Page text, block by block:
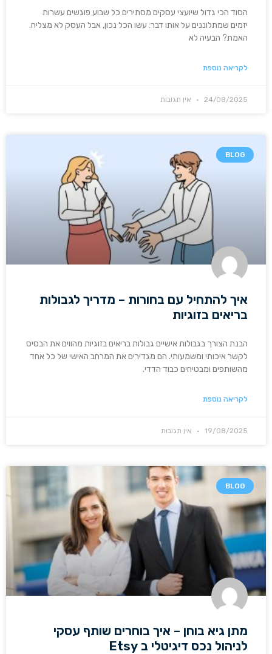
הסוד הכי גדול שיועצי עסקים מסתירים כל שבוע פוגשים עשרות
יזמים שמתלוננים על אותו דבר: עשו הכל נכון, אבל העסק לא מצליח.
האמת? הבעיה לא
לקריאה נוספת
24/08/2025 אין תגובות
BLOG
איך להתחיל עם בחורות – מדריך לגבולות
בריאים בזוגיות
הבנת הצורך בגבולות אישיים גבולות בריאים בזוגיות מהווים את הבסיס
לקשר איכותי ומשמעותי. הם מגדירים את המרחב האישי של כל אחד
מהשותפים ומבטיחים כבוד הדדי.
לקריאה נוספת
19/08/2025 אין תגובות
BLOG
מתן גיא בוחן – איך בוחרים שותף עסקי
לניהול נכס דיגיטלי ב Etsy